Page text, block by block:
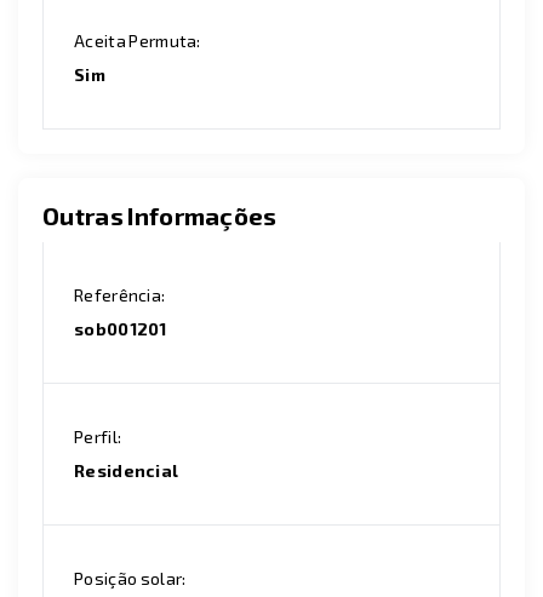
Aceita Permuta:
Sim
Outras Informações
Referência:
sob001201
Perfil:
Residencial
Posição solar: